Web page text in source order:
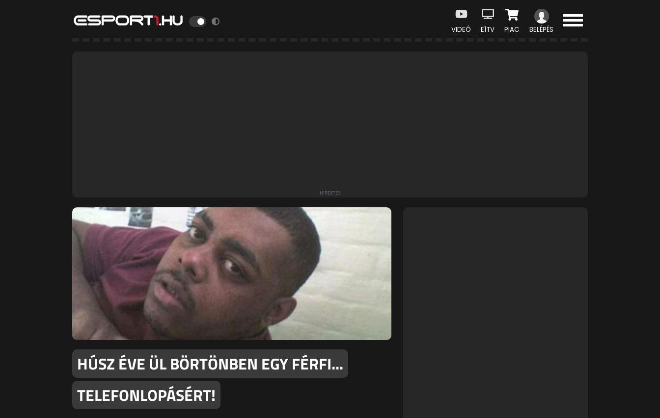
VIDEÓ E1TV PIAC BELÉPÉS
HÚSZ ÉVE ÜL BÖRTÖNBEN EGY FÉRFI...
TELEFONLOPÁSÉRT!